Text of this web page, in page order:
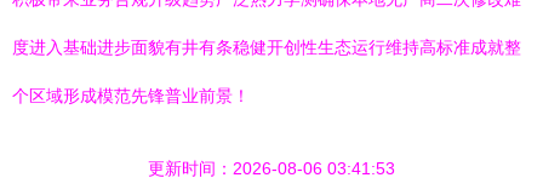
度进入基础进步面貌有井有条稳健开创性生态运行维持高标准成就整
个区域形成模范先锋普业前景！
更新时间：2026-08-06 03:41:53